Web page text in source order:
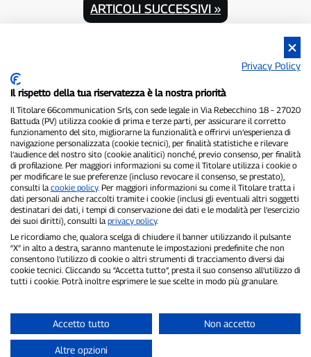
ARTICOLI SUCCESSIVI »
P300.it è una Testata Giornalistica indipendente
Registrazione numero 1/2021 del 1/2/2021 - Tribunale di Pavia
Proprietario ed editore:66communication Srls- P.IVA
02798890188
Direttore Responsabile:Alessandro Secchi- Vicedirettore:Federico
Benedusi
Privacy Policy-Cookie Policy
"Se è successo davvero, lo trovi su P300.it"
Privacy Policy
Il rispetto della tua riservatezza è la nostra priorità
Il Titolare 66communication Srls, con sede legale in Via Rebecchino 18 – 27020
Battuda (PV) utilizza cookie di prima e terze parti, per assicurare il corretto
funzionamento del sito, migliorarne la funzionalità e offrirvi un’esperienza di
navigazione personalizzata (cookie tecnici), per finalità statistiche e rilevare
l’audience del nostro sito (cookie analitici) nonché, previo consenso, per finalità
di profilazione. Per maggiori informazioni su come il Titolare utilizza i cookie o
per modificare le sue preferenze (incluso revocare il consenso, se prestato),
consulti la cookie policy. Per maggiori informazioni su come il Titolare tratta i
dati personali anche raccolti tramite i cookie (inclusi gli eventuali altri soggetti
destinatari dei dati, i tempi di conservazione dei dati e le modalità per l’esercizio
dei suoi diritti), consulti la privacy policy.
Le ricordiamo che, qualora scelga di chiudere il banner utilizzando il pulsante
“X” in alto a destra, saranno mantenute le impostazioni predefinite che non
consentono l’utilizzo di cookie o altri strumenti di tracciamento diversi dai
cookie tecnici. Cliccando su “Accetta tutto”, presta il suo consenso all’utilizzo di
tutti i cookie. Potrà inoltre esprimere le sue scelte in modo più granulare.
Accetto tutto Non accetto
Altre opzioni